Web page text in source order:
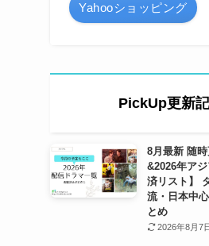
Yahooショッピング
PickUp更新
8月最新 随
&2026年ア
済リスト】
流・日本中
とめ
2026年8月7